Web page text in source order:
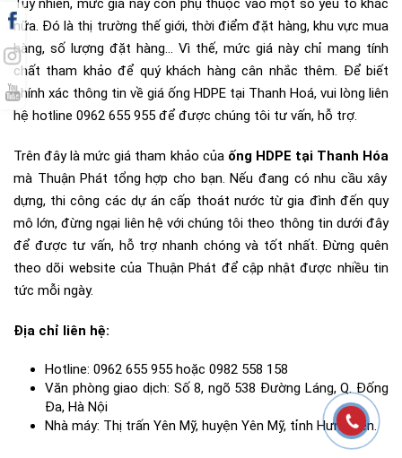
Tuy nhiên, mức giá này còn phụ thuộc vào một số yếu tố khác
nữa. Đó là thị trường thế giới, thời điểm đặt hàng, khu vực mua
hàng, số lượng đặt hàng… Vì thế, mức giá này chỉ mang tính
chất tham khảo để quý khách hàng cân nhắc thêm. Để biết
chính xác thông tin về giá ống HDPE tại Thanh Hoá, vui lòng liên
hệ hotline 0962 655 955 để được chúng tôi tư vấn, hỗ trợ.
Trên đây là mức giá tham khảo của ống HDPE tại Thanh Hóa
mà Thuận Phát tổng hợp cho bạn. Nếu đang có nhu cầu xây
dựng, thi công các dự án cấp thoát nước từ gia đình đến quy
mô lớn, đừng ngại liên hệ với chúng tôi theo thông tin dưới đây
để được tư vấn, hỗ trợ nhanh chóng và tốt nhất. Đừng quên
theo dõi website của Thuận Phát để cập nhật được nhiều tin
tức mỗi ngày.
Địa chỉ liên hệ:
Hotline: 0962 655 955 hoặc 0982 558 158
Văn phòng giao dịch: Số 8, ngõ 538 Đường Láng, Q. Đống
Đa, Hà Nội
Nhà máy: Thị trấn Yên Mỹ, huyện Yên Mỹ, tỉnh Hưng Yên.